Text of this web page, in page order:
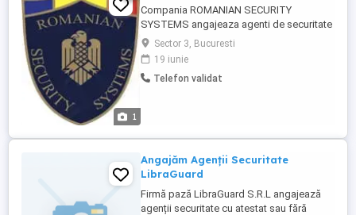
1
Compania ROMANIAN SECURITY
SYSTEMS angajeaza agenti de securitate
(femei si barbati) pentru magazine, unitati
fast-food si cladiri de birouri in Bucuresti.
- Programul este flexibil, atat de zi cat si
de noapte. - Licenta atestat agenti de
Sector 3, Bucuresti
19 iunie
Telefon validat
Angajăm Agenții Securitate
LibraGuard
Firmă pază LibraGuard S.R.L angajează
agenții securitate cu atestat sau fără